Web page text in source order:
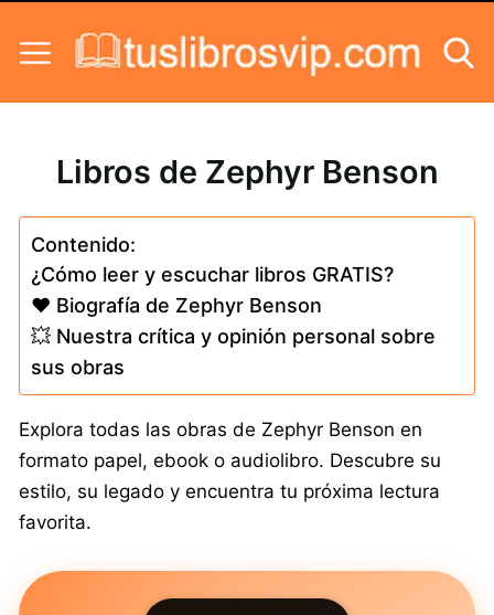
Libros de Zephyr Benson
Contenido:
¿Cómo leer y escuchar libros GRATIS?
❤️ Biografía de Zephyr Benson
💥 Nuestra crítica y opinión personal sobre
sus obras
Explora todas las obras de Zephyr Benson en
formato papel, ebook o audiolibro. Descubre su
estilo, su legado y encuentra tu próxima lectura
favorita.